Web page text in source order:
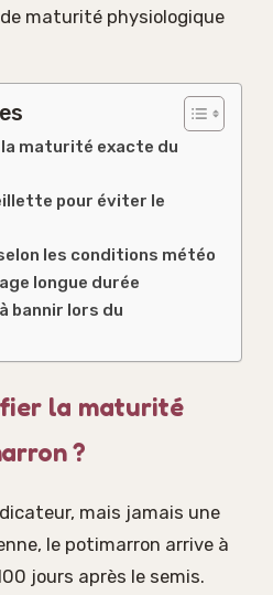
maturité physiologique
maturité exacte du
pour éviter le
les conditions météo
longue durée
bannir lors du
la maturité
?
mais jamais une
le potimarron arrive à
jours après le semis.